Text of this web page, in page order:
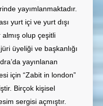
yayımlanmaktadır.
yurt içi ve yurt dışı
olup çeşitli
üyeliği ve başkanlığı
yayınlanan
için “Zabit in london”
Birçok kişisel
sergisi açmıştır.